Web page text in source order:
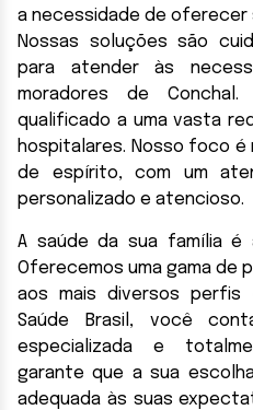
a necessidade de oferecer
Nossas soluções são
para atender às
moradores de Conchal.
qualificado a uma vasta
hospitalares. Nosso foco é
de espírito, com um
personalizado e atencioso.
A saúde da sua família é
Oferecemos uma gama de
aos mais diversos perfis
Saúde Brasil, você
especializada e
garante que a sua
adequada às suas